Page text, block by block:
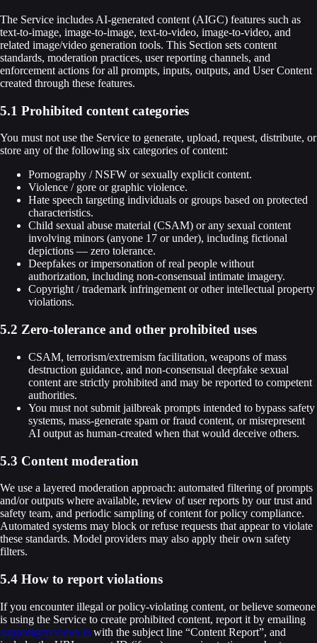
The Service includes AI-generated content (AIGC) features such as
text-to-image, image-to-image, text-to-video, image-to-video, and
related image/video generation tools. This Section sets content
standards, moderation practices, user reporting channels, and
enforcement actions for all prompts, inputs, outputs, and User Content
created through these features.
5.1 Prohibited content categories
You must not use the Service to generate, upload, request, distribute, or
store any of the following six categories of content:
Pornography / NSFW or sexually explicit content.
Violence / gore or graphic violence.
Hate speech targeting individuals or groups based on protected
characteristics.
Child sexual abuse material (CSAM) or any sexual content
involving minors (anyone 17 or under), including fictional
depictions — zero tolerance.
Deepfakes or impersonation of real people without
authorization, including non-consensual intimate imagery.
Copyright / trademark infringement or other intellectual property
violations.
5.2 Zero-tolerance and other prohibited uses
CSAM, terrorism/extremism facilitation, weapons of mass
destruction guidance, and non-consensual deepfake sexual
content are strictly prohibited and may be reported to competent
authorities.
You must not submit jailbreak prompts intended to bypass safety
systems, mass-generate spam or fraud content, or misrepresent
AI output as human-created when that would deceive others.
5.3 Content moderation
We use a layered moderation approach: automated filtering of prompts
and/or outputs where available, review of user reports by our trust and
safety team, and periodic sampling of content for policy compliance.
Automated systems may block or refuse requests that appear to violate
these standards. Model providers may also apply their own safety
filters.
5.4 How to report violations
If you encounter illegal or policy-violating content, or believe someone
is using the Service to create prohibited content, report it by emailing
support@yevideo.io with the subject line “Content Report”, and